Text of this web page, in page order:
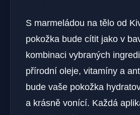
S marmeládou na tělo od
pokožka bude cítit jako v
kombinaci vybraných
přírodní oleje, vitamíny a
bude vaše pokožka
a krásně vonící. Každá